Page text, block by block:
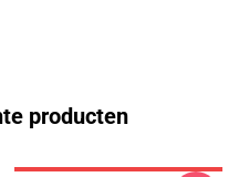
producten